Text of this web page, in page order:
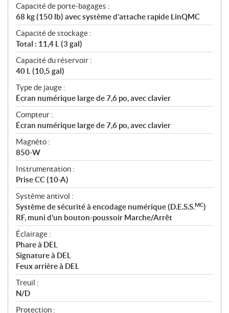
Capacité de porte-bagages :
68 kg (150 lb) avec système d’attache rapide LinQMC
Capacité de stockage :
Total : 11,4 L (3 gal)
Capacité du réservoir :
40 L (10,5 gal)
Type de jauge :
Écran numérique large de 7,6 po, avec clavier
Compteur :
Écran numérique large de 7,6 po, avec clavier
Magnéto :
850-W
Instrumentation :
Prise CC (10-A)
Système antivol :
Système de sécurité à encodage numérique (D.E.S.S.MC)
RF, muni d’un bouton-poussoir Marche/Arrêt
Éclairage :
Phare à DEL
Signature à DEL
Feux arrière à DEL
Treuil :
N/D
Protection :